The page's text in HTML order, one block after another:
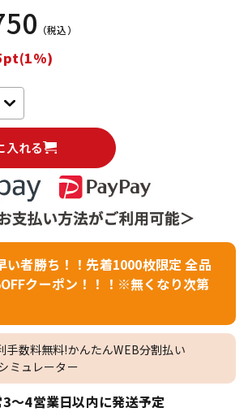
（税込）
入れる
い者勝ち！！先着1000枚限定 全品
クーポン！！！※無くなり次第
手数料無料!かんたんWEB分割払い
ミュレーター
～4営業日以内に発送予定